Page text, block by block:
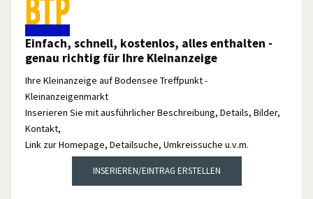
Einfach, schnell, kostenlos, alles enthalten -
genau richtig für Ihre Kleinanzeige
Ihre Kleinanzeige auf Bodensee Treffpunkt -
Kleinanzeigenmarkt
Inserieren Sie mit ausführlicher Beschreibung, Details, Bilder,
Kontakt,
Link zur Homepage, Detailsuche, Umkreissuche u.v.m.
INSERIEREN/EINTRAG ERSTELLEN